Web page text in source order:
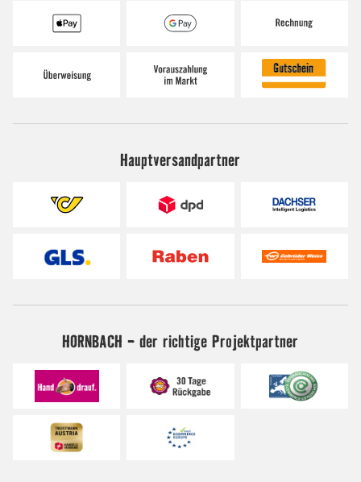
Hauptversandpartner
HORNBACH - der richtige Projektpartner